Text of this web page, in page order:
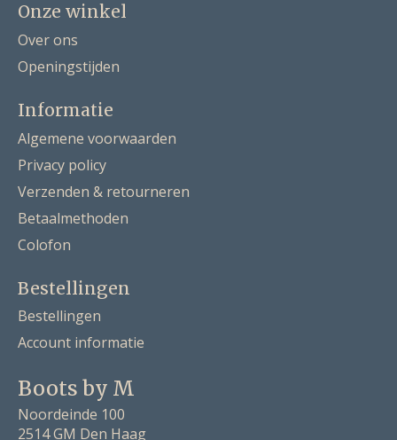
Onze winkel
Over ons
Openingstijden
Informatie
Algemene voorwaarden
Privacy policy
Verzenden & retourneren
Betaalmethoden
Colofon
Bestellingen
Bestellingen
Account informatie
Boots by M
Noordeinde 100
2514 GM Den Haag